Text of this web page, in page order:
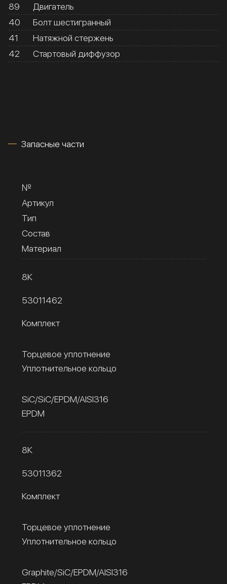
89
Двигатель
40
Болт шестигранный
41
Натяжной стержень
42
Стартовый диффузор
Запасные части
№
Артикул
Тип
Состав
Материал
8К
53011462
Комплект
Торцевое уплотнение
Уплотнительное кольцо
SiC/SiC/EPDM/AISI316
EPDM
8К
53011362
Комплект
Торцевое уплотнение
Уплотнительное кольцо
Graphite/SiC/EPDM/AISI316